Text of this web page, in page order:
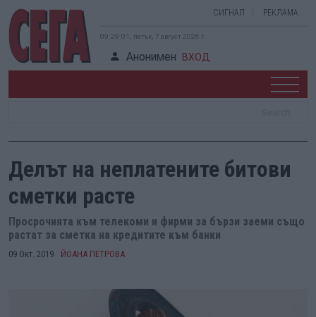
СИГНАЛ РЕКЛАМА
09:29:02, петък, 7 август 2026 г.
Анонимен ВХОД
Делът на неплатените битови
сметки расте
Просрочията към телекоми и фирми за бързи заеми също
растат за сметка на кредитите към банки
09 Окт. 2019 ЙОАНА ПЕТРОВА